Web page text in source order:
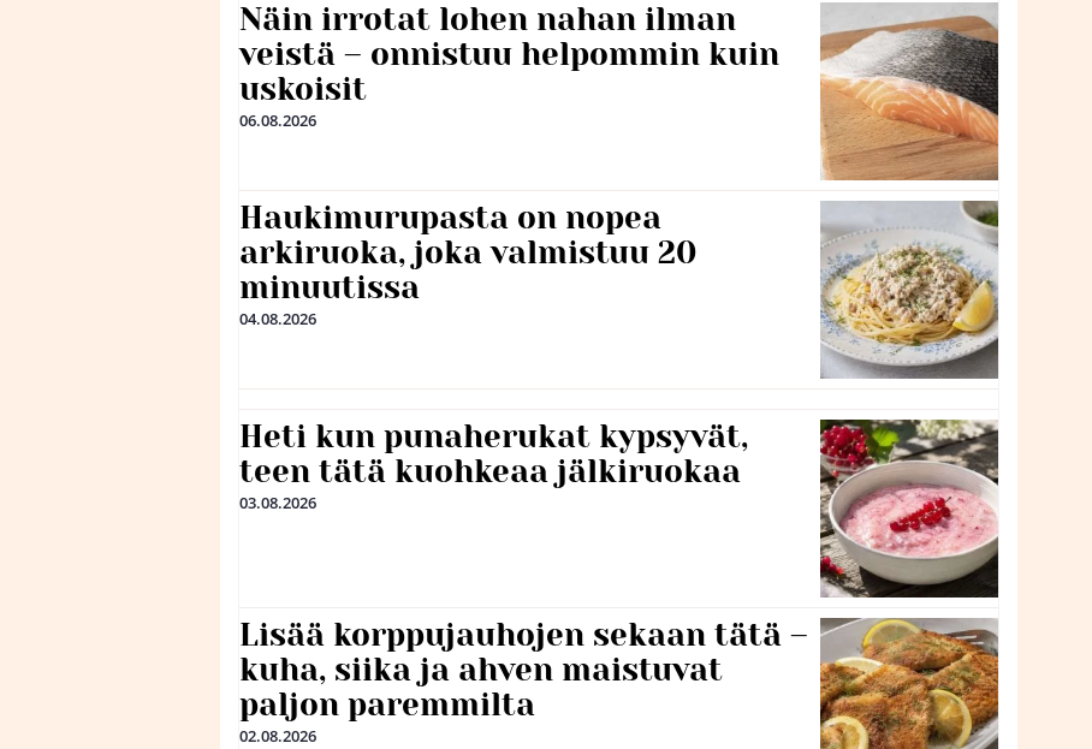
Näin irrotat lohen nahan ilman
veistä – onnistuu helpommin kuin
uskoisit
06.08.2026
Haukimurupasta on nopea
arkiruoka, joka valmistuu 20
minuutissa
04.08.2026
Heti kun punaherukat kypsyvät,
teen tätä kuohkeaa jälkiruokaa
03.08.2026
Lisää korppujauhojen sekaan tätä –
kuha, siika ja ahven maistuvat
paljon paremmilta
02.08.2026